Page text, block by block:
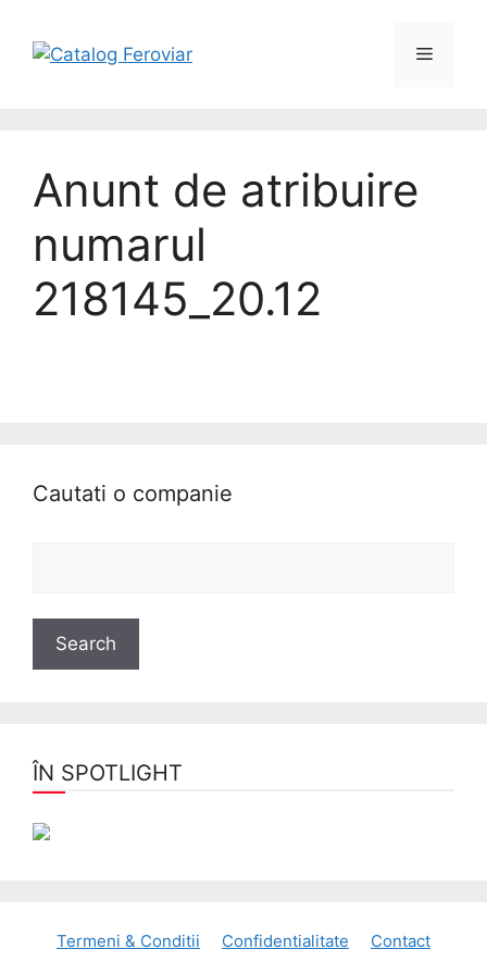
Anunt de atribuire
numarul
218145_20.12
Cautati o companie
ÎN SPOTLIGHT
Termeni & Conditii Confidentialitate
Contact